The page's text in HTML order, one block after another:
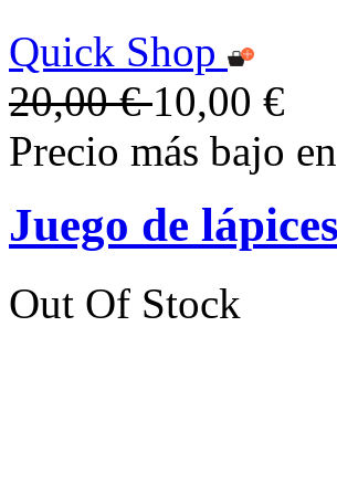
Quick Shop
20,00 €10,00 €
Precio más bajo
Juego de
Out Of Stock